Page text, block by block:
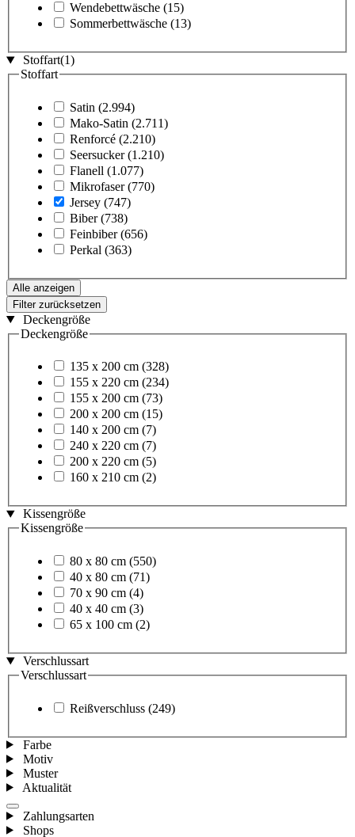
Wendebettwäsche (15)
Sommerbettwäsche (13)
Stoffart(1)
Stoffart
Satin (2.994)
Mako-Satin (2.711)
Renforcé (2.210)
Seersucker (1.210)
Flanell (1.077)
Mikrofaser (770)
Jersey (747)
Biber (738)
Feinbiber (656)
Perkal (363)
Alle anzeigen
Filter zurücksetzen
Deckengröße
Deckengröße
135 x 200 cm (328)
155 x 220 cm (234)
155 x 200 cm (73)
200 x 200 cm (15)
140 x 200 cm (7)
240 x 220 cm (7)
200 x 220 cm (5)
160 x 210 cm (2)
Kissengröße
Kissengröße
80 x 80 cm (550)
40 x 80 cm (71)
70 x 90 cm (4)
40 x 40 cm (3)
65 x 100 cm (2)
Verschlussart
Verschlussart
Reißverschluss (249)
Farbe
Motiv
Muster
Aktualität
Zahlungsarten
Shops